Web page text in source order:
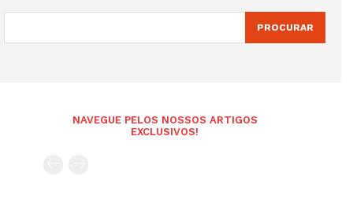
PROCURAR
NAVEGUE PELOS NOSSOS ARTIGOS
EXCLUSIVOS!